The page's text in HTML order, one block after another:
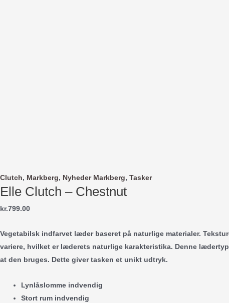
Clutch, Markberg, Nyheder Markberg, Tasker
Elle Clutch – Chestnut
kr.799.00
Vegetabilsk indfarvet læder baseret på naturlige materialer.
variere, hvilket er læderets naturlige karakteristika. Denne
at den bruges. Dette giver tasken et unikt udtryk.
Lynlåslomme indvendig
Stort rum indvendig